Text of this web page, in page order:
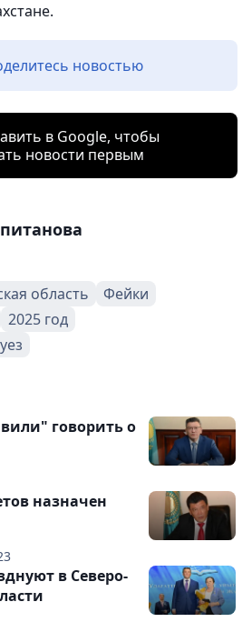
новостью
в Google, чтобы
новости первым
область
Фейки
2025 год
говорить о
назначен
в Северо-